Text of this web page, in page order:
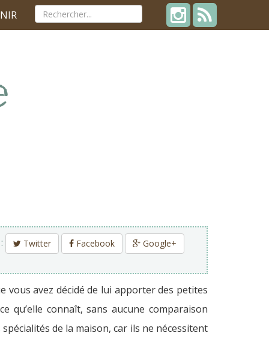
Twitter Facebook Google+
vous avez décidé de lui apporter des petites
qu’elle connaît, sans aucune comparaison
de la maison, car ils ne nécessitent